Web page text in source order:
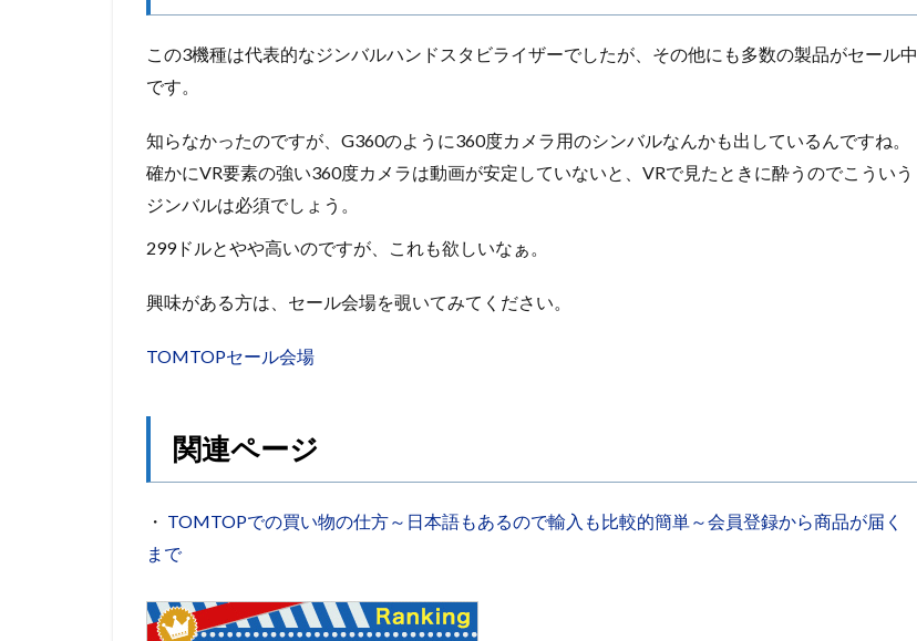
この3機種は代表的なジンバルハンドスタビライザーでしたが、その他にも多数の製品がセール中
です。
知らなかったのですが、G360のように360度カメラ用のシンバルなんかも出しているんですね。
確かにVR要素の強い360度カメラは動画が安定していないと、VRで見たときに酔うのでこういう
ジンバルは必須でしょう。
299ドルとやや高いのですが、これも欲しいなぁ。
興味がある方は、セール会場を覗いてみてください。
TOMTOPセール会場
関連ページ
・ TOMTOPでの買い物の仕方～日本語もあるので輸入も比較的簡単～会員登録から商品が届く
まで